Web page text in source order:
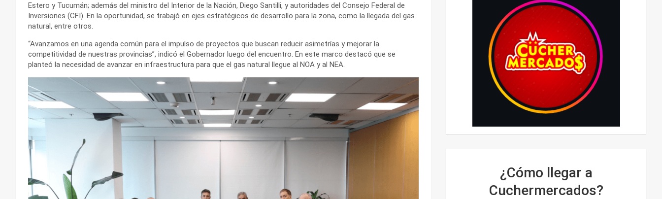
Estero y Tucumán; además del ministro del Interior de la Nación, Diego Santilli, y autoridades del Consejo Federal de
Inversiones (CFI). En la oportunidad, se trabajó en ejes estratégicos de desarrollo para la zona, como la llegada del gas
natural, entre otros.
“Avanzamos en una agenda común para el impulso de proyectos que buscan reducir asimetrías y mejorar la
competitividad de nuestras provincias”, indicó el Gobernador luego del encuentro. En este marco destacó que se
planteó la necesidad de avanzar en infraestructura para que el gas natural llegue al NOA y al NEA.
¿Cómo llegar a
Cuchermercados?